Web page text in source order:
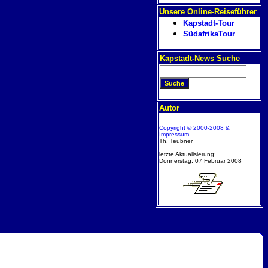
Unsere Online-Reiseführer
Kapstadt-Tour
SüdafrikaTour
Kapstadt-News Suche
Autor
Copyright © 2000-2008 &
Impressum
Th. Teubner
letzte Aktualisierung:
Donnerstag, 07 Februar 2008